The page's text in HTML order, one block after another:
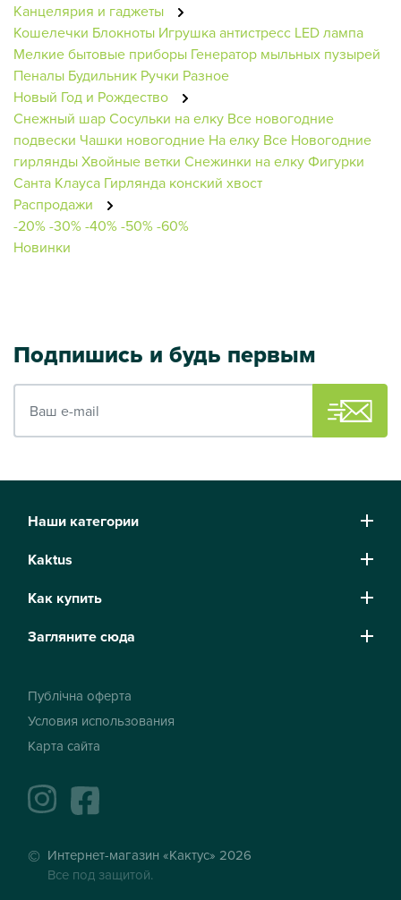
Канцелярия и гаджеты
Кошелечки Блокноты Игрушка антистресс LED лампа
Мелкие бытовые приборы Генератор мыльных пузырей
Пеналы Будильник Ручки Разное
Новый Год и Рождество
Снежный шарСосульки на елку Все новогодние
подвески Чашки новогодние На елку Все Новогодние
гирляндыХвойные ветки Снежинки на елкуФигурки
Санта Клауса Гирлянда конский хвост
Распродажи
-20%-30%-40%-50%-60%
Новинки
Подпишись и будь первым
Наши категории
Kaktus
Как купить
Загляните сюда
Публічна оферта
Условия использования
Карта сайта
instagramfacebook
Интернет-магазин «Кактус» 2026
Все под защитой.